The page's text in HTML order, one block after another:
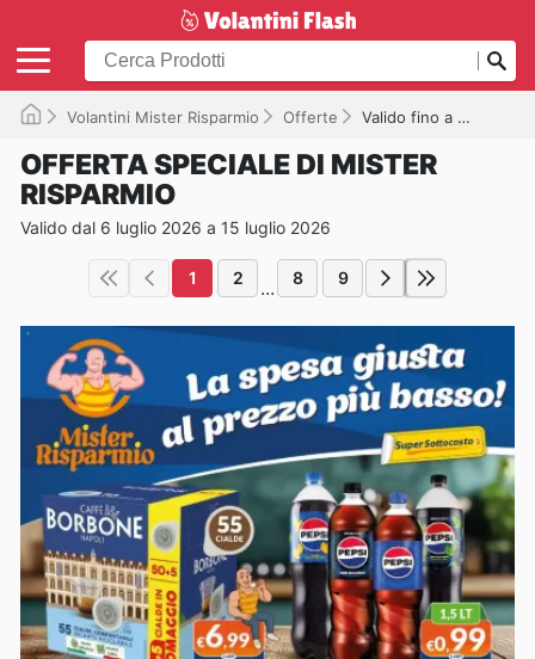
Volantini Mister Risparmio Offerte Valido fino a 15/07/2026
OFFERTA SPECIALE DI MISTER
RISPARMIO
Valido dal 6 luglio 2026 a 15 luglio 2026
1 2 ... 8 9